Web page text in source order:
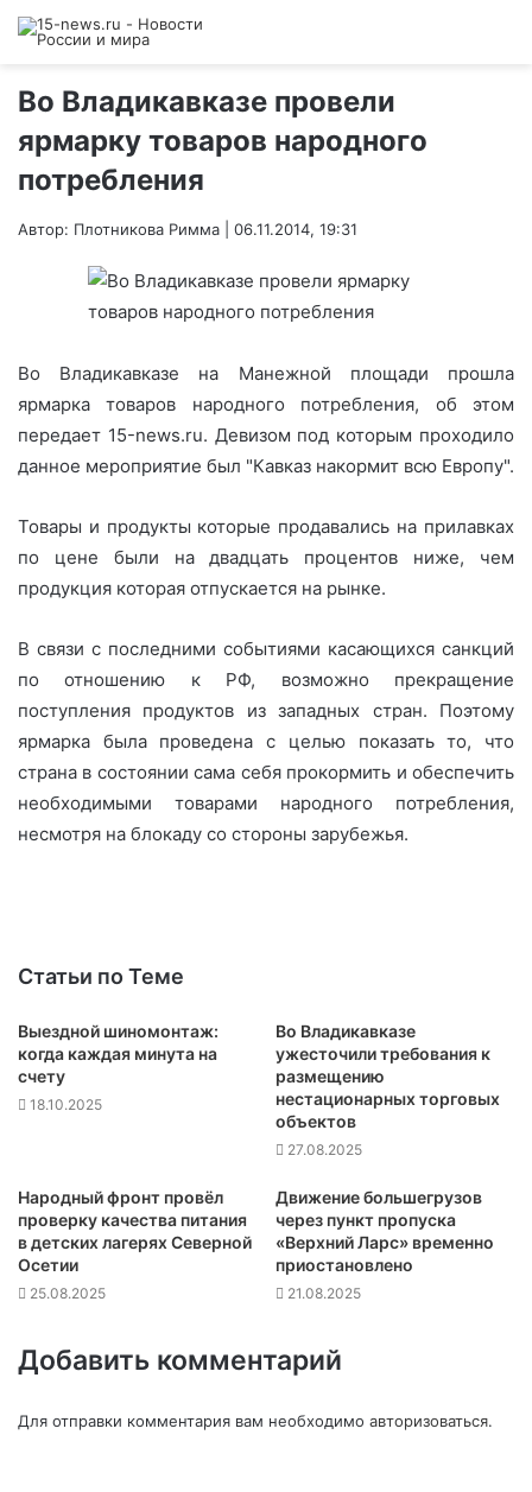
Во Владикавказе провели
ярмарку товаров народного
потребления
Автор: Плотникова Римма | 06.11.2014, 19:31
Во Владикавказе на Манежной площади прошла
ярмарка товаров народного потребления, об этом
передает 15-news.ru. Девизом под которым проходило
данное мероприятие был "Кавказ накормит всю Европу".
Товары и продукты которые продавались на прилавках
по цене были на двадцать процентов ниже, чем
продукция которая отпускается на рынке.
В связи с последними событиями касающихся санкций
по отношению к РФ, возможно прекращение
поступления продуктов из западных стран. Поэтому
ярмарка была проведена с целью показать то, что
страна в состоянии сама себя прокормить и обеспечить
необходимыми товарами народного потребления,
несмотря на блокаду со стороны зарубежья.
Статьи по Теме
Выездной шиномонтаж:
когда каждая минута на
счету
18.10.2025
Во Владикавказе
ужесточили требования к
размещению
нестационарных торговых
объектов
27.08.2025
Народный фронт провёл
проверку качества питания
в детских лагерях Северной
Осетии
25.08.2025
Движение большегрузов
через пункт пропуска
«Верхний Ларс» временно
приостановлено
21.08.2025
Добавить комментарий
Для отправки комментария вам необходимо авторизоваться.